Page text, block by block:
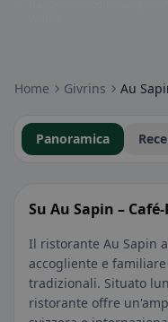
Home Givrins
Panoramica
Su Au Sapin –
Il ristorante Au Sapin
accogliente e
tradizionali. Situato
ristorante offre